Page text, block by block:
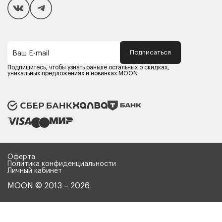
Способы оплаты
Компания MOON
Оферта
Политика конфиденциальности
Карьера в MOON
Ваш E-mail Подписаться
Подпишитесь, чтобы узнать раньше остальных о скидках,
уникальных предложениях и новинках MOON
MOON © 2013 – 2026
Оферта
Политика конфиденциальности
Личный кабинет